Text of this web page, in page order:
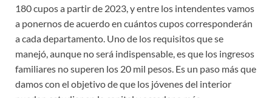
180 cupos a partir de 2023, y entre los intendentes vamos
a ponernos de acuerdo en cuántos cupos corresponderán
a cada departamento. Uno de los requisitos que se
manejó, aunque no será indispensable, es que los ingresos
familiares no superen los 20 mil pesos. Es un paso más que
damos con el objetivo de que los jóvenes del interior